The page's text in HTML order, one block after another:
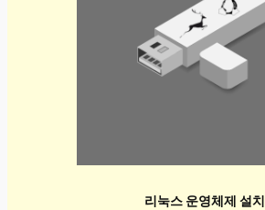
리눅스 운영체제 설치